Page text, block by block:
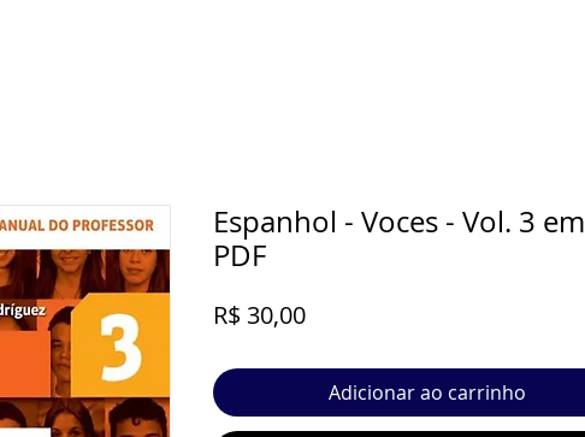
Espanhol - Voces - Vol. 3 em
PDF
R$ 30,00Preço
Adicionar ao carrinho